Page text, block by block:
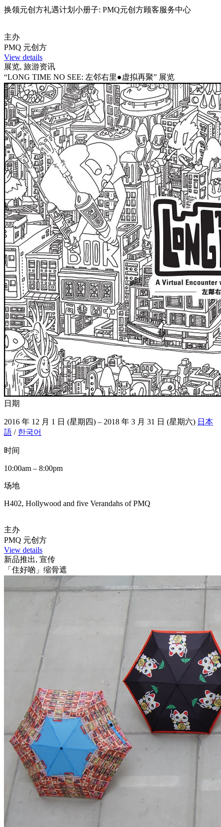
换领元创方礼遇计划小册子: PMQ元创方顾客服务中心
主办
PMQ 元创方
View details
展览, 旅游资讯
“LONG TIME NO SEE: 左邻右里●虚拟再聚” 展览
日期
2016 年 12 月 1 日 (星期四) – 2018 年 3 月 31 日 (星期六) 日本
語 / 한국어
时间
10:00am – 8:00pm
场地
H402, Hollywood and five Verandahs of PMQ
主办
PMQ 元创方
View details
新品推出, 宣传
「住好啲」缩骨遮